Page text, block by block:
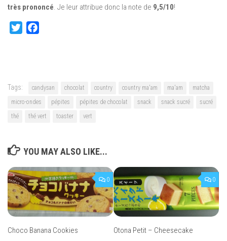
très prononcé . Je leur attribue donc la note de 9,5/10!
Twitter
Tags: candysan chocolat country country ma'am ma'am
matcha
micro-ondes
pépites pépites de chocolat snack snack sucré
sucré
thé
thé vert toaster vert
YOU MAY ALSO LIKE...
0
Choco Banana Cookies
0
Otona Petit – Cheesecake